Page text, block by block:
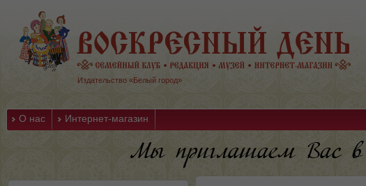
Издательство «Белый город»
О нас Интернет-магазин